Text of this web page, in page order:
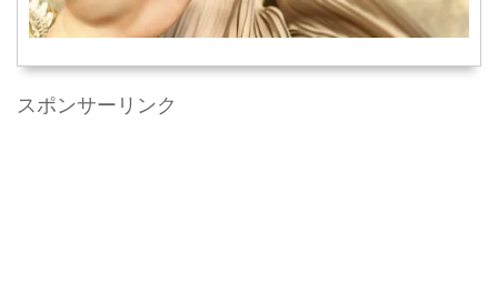
スポンサーリンク